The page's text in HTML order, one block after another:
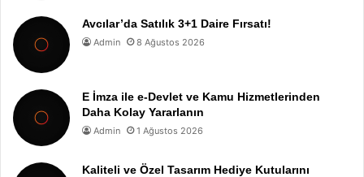
Avcılar’da Satılık 3+1 Daire Fırsatı!
Admin 8 Ağustos 2026
E İmza ile e-Devlet ve Kamu Hizmetlerinden
Daha Kolay Yararlanın
Admin 1 Ağustos 2026
Kaliteli ve Özel Tasarım Hediye Kutularını